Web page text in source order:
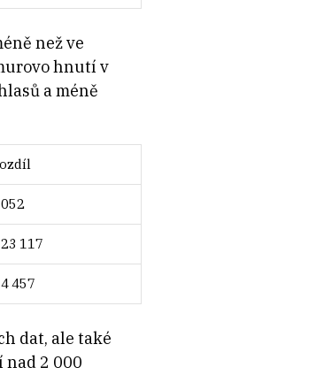
než ve
hnutí v
a méně
117
457
dat, ale také
nad 2 000